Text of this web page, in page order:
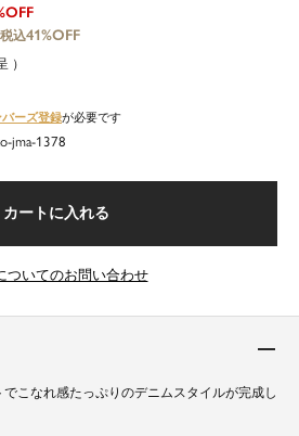
税込41%OFF
バーズ登録が必要です
jma-1378
カートに入れる
ついてのお問い合わせ
でこなれ感たっぷりのデニムスタイルが完成し